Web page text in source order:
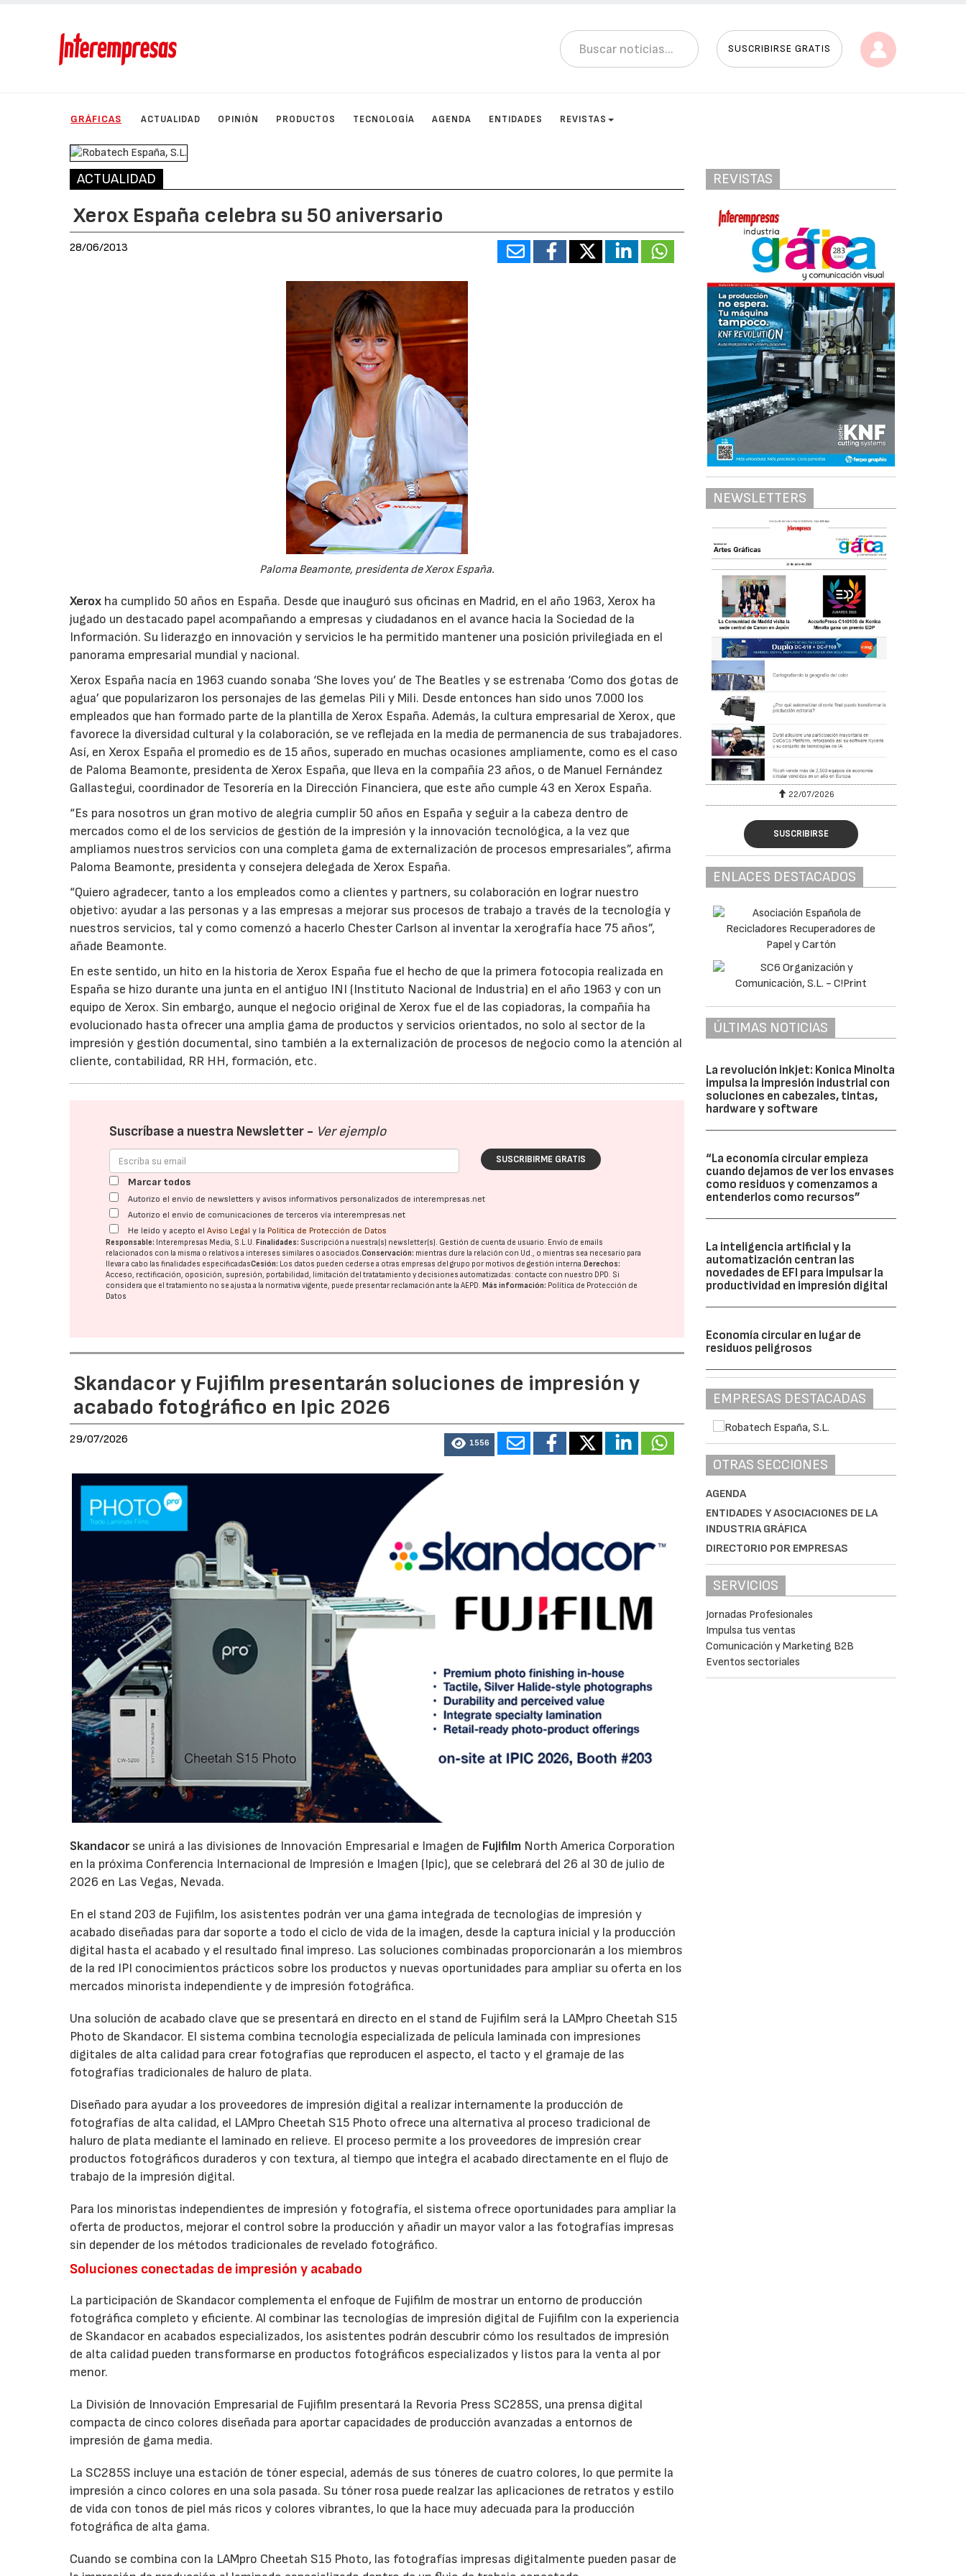
SUSCRIBIRSE GRATIS
GRÁFICAS ACTUALIDAD OPINIÓN PRODUCTOS TECNOLOGÍA AGENDA ENTIDADES REVISTAS
ACTUALIDAD
Xerox España celebra su 50 aniversario
28/06/2013
Paloma Beamonte, presidenta de Xerox España.
Xerox ha cumplido 50 años en España. Desde que inauguró sus oficinas en Madrid, en el año 1963, Xerox ha
jugado un destacado papel acompañando a empresas y ciudadanos en el avance hacia la Sociedad de la
Información. Su liderazgo en innovación y servicios le ha permitido mantener una posición privilegiada en el
panorama empresarial mundial y nacional.
Xerox España nacía en 1963 cuando sonaba ‘She loves you’ de The Beatles y se estrenaba ‘Como dos gotas de
agua’ que popularizaron los personajes de las gemelas Pili y Mili. Desde entonces han sido unos 7.000 los
empleados que han formado parte de la plantilla de Xerox España. Además, la cultura empresarial de Xerox, que
favorece la diversidad cultural y la colaboración, se ve reflejada en la media de permanencia de sus trabajadores.
Así, en Xerox España el promedio es de 15 años, superado en muchas ocasiones ampliamente, como es el caso
de Paloma Beamonte, presidenta de Xerox España, que lleva en la compañía 23 años, o de Manuel Fernández
Gallastegui, coordinador de Tesorería en la Dirección Financiera, que este año cumple 43 en Xerox España.
“Es para nosotros un gran motivo de alegria cumplir 50 años en España y seguir a la cabeza dentro de
mercados como el de los servicios de gestión de la impresión y la innovación tecnológica, a la vez que
ampliamos nuestros servicios con una completa gama de externalización de procesos empresariales”, afirma
Paloma Beamonte, presidenta y consejera delegada de Xerox España.
“Quiero agradecer, tanto a los empleados como a clientes y partners, su colaboración en lograr nuestro
objetivo: ayudar a las personas y a las empresas a mejorar sus procesos de trabajo a través de la tecnología y
nuestros servicios, tal y como comenzó a hacerlo Chester Carlson al inventar la xerografía hace 75 años”,
añade Beamonte.
En este sentido, un hito en la historia de Xerox España fue el hecho de que la primera fotocopia realizada en
España se hizo durante una junta en el antiguo INI (Instituto Nacional de Industria) en el año 1963 y con un
equipo de Xerox. Sin embargo, aunque el negocio original de Xerox fue el de las copiadoras, la compañía ha
evolucionado hasta ofrecer una amplia gama de productos y servicios orientados, no solo al sector de la
impresión y gestión documental, sino también a la externalización de procesos de negocio como la atención al
cliente, contabilidad, RR HH, formación, etc.
Suscríbase a nuestra Newsletter - Ver ejemplo
SUSCRIBIRME GRATIS
Marcar todos
Autorizo el envío de newsletters y avisos informativos personalizados de interempresas.net
Autorizo el envío de comunicaciones de terceros vía interempresas.net
He leído y acepto elAviso Legal y la Política de Protección de Datos
Responsable: Interempresas Media, S.L.U. Finalidades: Suscripción a nuestra(s) newsletter(s). Gestión de cuenta de usuario. Envío de emails
relacionados con la misma o relativos a intereses similares o asociados.Conservación: mientras dure la relación con Ud., o mientras sea necesario para
llevar a cabo las finalidades especificadasCesión: Los datos pueden cederse a otras empresas del grupo por motivos de gestión interna. Derechos:
Acceso, rectificación, oposición, supresión, portabilidad, limitación del tratatamiento y decisiones automatizadas: contacte con nuestro DPD. Si
considera que el tratamiento no se ajusta a la normativa vigente, puede presentar reclamación ante laAEPD. Más información: Política de Protección de
Datos
Skandacor y Fujifilm presentarán soluciones de impresión y
acabado fotográfico en Ipic 2026
29/07/2026 1556
Skandacorse unirá a las divisiones de Innovación Empresarial e Imagen de Fujifilm North America Corporation
en la próxima Conferencia Internacional de Impresión e Imagen (Ipic), que se celebrará del 26 al 30 de julio de
2026 en Las Vegas, Nevada.
En el stand 203 de Fujifilm, los asistentes podrán ver una gama integrada de tecnologías de impresión y
acabado diseñadas para dar soporte a todo el ciclo de vida de la imagen, desde la captura inicial y la producción
digital hasta el acabado y el resultado final impreso. Las soluciones combinadas proporcionarán a los miembros
de la red IPI conocimientos prácticos sobre los productos y nuevas oportunidades para ampliar su oferta en los
mercados minorista independiente y de impresión fotográfica.
Una solución de acabado clave que se presentará en directo en el stand de Fujifilm será la LAMpro Cheetah S15
Photo de Skandacor. El sistema combina tecnología especializada de película laminada con impresiones
digitales de alta calidad para crear fotografías que reproducen el aspecto, el tacto y el gramaje de las
fotografías tradicionales de haluro de plata.
Diseñado para ayudar a los proveedores de impresión digital a realizar internamente la producción de
fotografías de alta calidad, el LAMpro Cheetah S15 Photo ofrece una alternativa al proceso tradicional de
haluro de plata mediante el laminado en relieve. El proceso permite a los proveedores de impresión crear
productos fotográficos duraderos y con textura, al tiempo que integra el acabado directamente en el flujo de
trabajo de la impresión digital.
Para los minoristas independientes de impresión y fotografía, el sistema ofrece oportunidades para ampliar la
oferta de productos, mejorar el control sobre la producción y añadir un mayor valor a las fotografías impresas
sin depender de los métodos tradicionales de revelado fotográfico.
Soluciones conectadas de impresión y acabado
La participación de Skandacor complementa el enfoque de Fujifilm de mostrar un entorno de producción
fotográfica completo y eficiente. Al combinar las tecnologías de impresión digital de Fujifilm con la experiencia
de Skandacor en acabados especializados, los asistentes podrán descubrir cómo los resultados de impresión
de alta calidad pueden transformarse en productos fotográficos especializados y listos para la venta al por
menor.
La División de Innovación Empresarial de Fujifilm presentará la Revoria Press SC285S, una prensa digital
compacta de cinco colores diseñada para aportar capacidades de producción avanzadas a entornos de
impresión de gama media.
La SC285S incluye una estación de tóner especial, además de sus tóneres de cuatro colores, lo que permite la
impresión a cinco colores en una sola pasada. Su tóner rosa puede realzar las aplicaciones de retratos y estilo
de vida con tonos de piel más ricos y colores vibrantes, lo que la hace muy adecuada para la producción
fotográfica de alta gama.
Cuando se combina con la LAMpro Cheetah S15 Photo, las fotografías impresas digitalmente pueden pasar de
REVISTAS
NEWSLETTERS
22/07/2026 29/07/2026 22/07/2026
SUSCRIBIRSE
ENLACES DESTACADOS
ÚLTIMAS NOTICIAS
La revolución inkjet: Konica Minolta
impulsa la impresión industrial con
soluciones en cabezales, tintas,
hardware y software
“La economía circular empieza
cuando dejamos de ver los envases
como residuos y comenzamos a
entenderlos como recursos”
La inteligencia artificial y la
automatización centran las
novedades de EFI para impulsar la
productividad en impresión digital
Economía circular en lugar de
residuos peligrosos
EMPRESAS DESTACADAS
OTRAS SECCIONES
AGENDA
ENTIDADES Y ASOCIACIONES DE LA
INDUSTRIA GRÁFICA
DIRECTORIO POR EMPRESAS
SERVICIOS
Jornadas Profesionales
Impulsa tus ventas
Comunicación y Marketing B2B
Eventos sectoriales